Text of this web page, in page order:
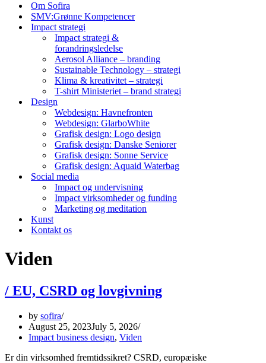
Om Sofira
SMV:Grønne Kompetencer
Impact strategi
Impact strategi &
forandringsledelse
Aerosol Alliance – branding
Sustainable Technology – strategi
Klima & kreativitet – strategi
T-shirt Ministeriet – brand strategi
Design
Webdesign: Havnefronten
Webdesign: GlarboWhite
Grafisk design: Logo design
Grafisk design: Danske Seniorer
Grafisk design: Sonne Service
Grafisk design: Aquaid Waterbag
Social media
Impact og undervisning
Impact virksomheder og funding
Marketing og meditation
Kunst
Kontakt os
Viden
/ EU, CSRD og lovgivning
by sofira
August 25, 2023July 5, 2026
Impact business design, Viden
Er din virksomhed fremtidssikret? CSRD, europæiske